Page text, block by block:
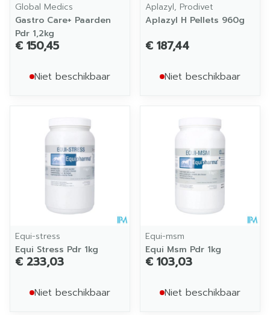
Global Medics
Gastro Care+ Paarden
Pdr 1,2kg
€ 150,45
Niet beschikbaar
Aplazyl, Prodivet
Aplazyl H Pellets 960g
€ 187,44
Niet beschikbaar
Equi-stress
Equi Stress Pdr 1kg
€ 233,03
Niet beschikbaar
Equi-msm
Equi Msm Pdr 1kg
€ 103,03
Niet beschikbaar